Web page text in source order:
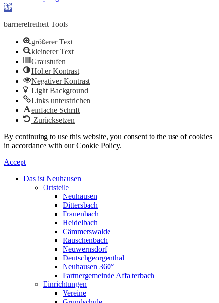
Werkzeugleiste
barrierefreiheit Tools
größerer Text
kleinerer Text
Graustufen
Hoher Kontrast
Negativer Kontrast
Light Background
Links unterstrichen
einfache Schrift
Zurücksetzen
By continuing to use this website, you consent to the use of cookies
in accordance with our Cookie Policy.
Accept
Das ist Neuhausen
Ortsteile
Neuhausen
Dittersbach
Frauenbach
Heidelbach
Cämmerswalde
Rauschenbach
Neuwernsdorf
Deutschgeorgenthal
Neuhausen 360°
Partnergemeinde Affalterbach
Einrichtungen
Vereine